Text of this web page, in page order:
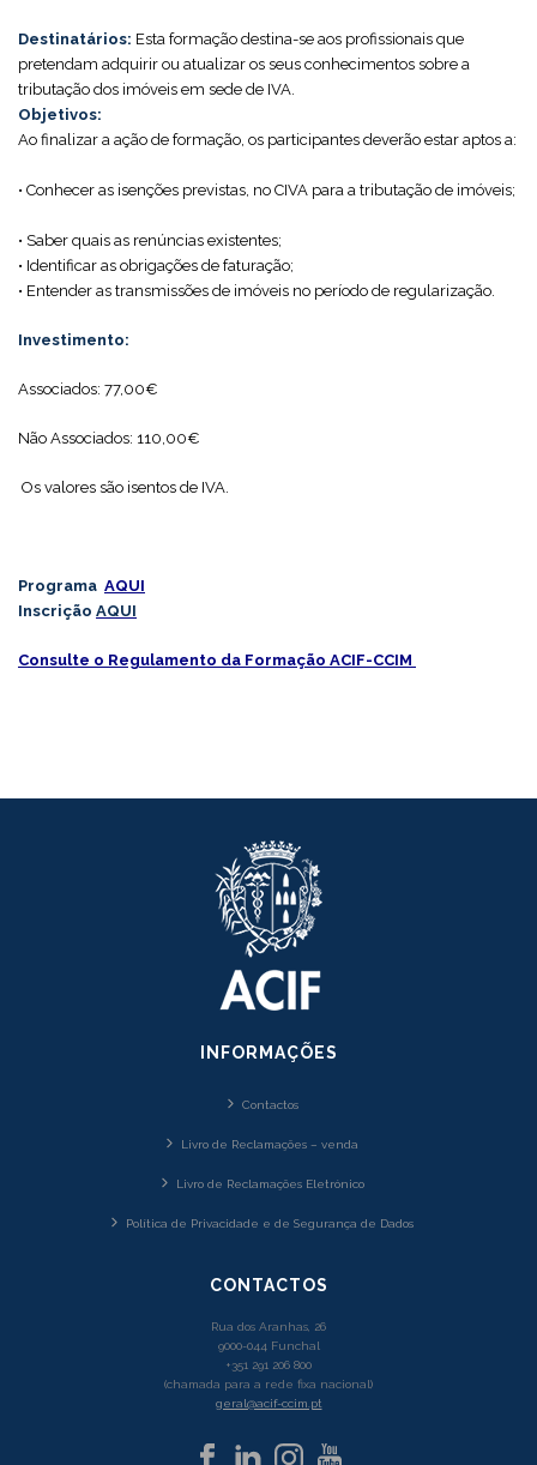
Destinatários: Esta formação destina-se aos profissionais que
pretendam adquirir ou atualizar os seus conhecimentos sobre a
tributação dos imóveis em sede de IVA.
Objetivos:
Ao finalizar a ação de formação, os participantes deverão estar aptos a:
• Conhecer as isenções previstas, no CIVA para a tributação de imóveis;
• Saber quais as renúncias existentes;
• Identificar as obrigações de faturação;
• Entender as transmissões de imóveis no período de regularização.
Investimento:
Associados: 77,00€
Não Associados: 110,00€
Os valores são isentos de IVA.
Programa AQUI
Inscrição AQUI
Consulte o Regulamento da Formação ACIF-CCIM
INFORMAÇÕES
Contactos
Livro de Reclamações – venda
Livro de Reclamações Eletrónico
Política de Privacidade e de Segurança de Dados
CONTACTOS
Rua dos Aranhas, 26
9000-044 Funchal
+351 291 206 800
(chamada para a rede fixa nacional)
geral@acif-ccim.pt